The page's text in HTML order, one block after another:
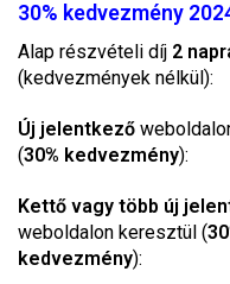
30% kedvezmény
Alap részvételi díj 2
(kedvezmények nélkül):
Új jelentkező
(30% kedvezmény):
Kettő vagy több új
weboldalon keresztül (
kedvezmény):